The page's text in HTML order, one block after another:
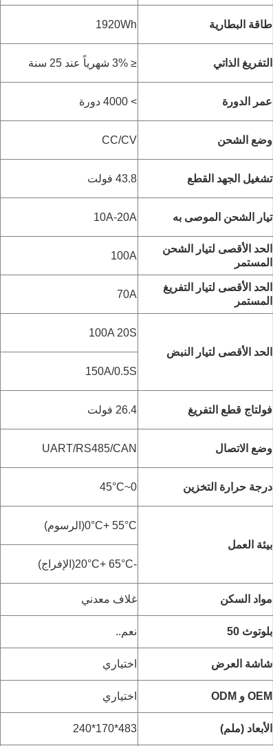
طاقة البطارية 1920Wh
التفريغ الذاتي ≤ 3% شهرياً عند 25 سنة
عمر الدورة > 4000 دورة
وضع الشحن CC/CV
تشغيل الجهد القطع 43.8 فولت
تيار الشحن الموصى به 10A-20A
الحد الأقصى لتيار الشحن
المستمر
100A
الحد الأقصى لتيار التفريغ
المستمر
70A
الحد الأقصى لتيار النبض
100A 20S
150A/0.5S
فولتاج قطع التفريغ 26.4 فولت
وضع الاتصال UART/RS485/CAN
درجة حرارة التخزين 0~45
°C
بيئة العمل
0°C+ 55°C( الرسوم)
-20
°C+ 65°C( الإفراج)
مواد السكن غلاف معدني
بلوتوث 50 نعم..
شاشة العرض اختياري
OEM و ODM اختياري
الأبعاد (ملم) 483*170*240